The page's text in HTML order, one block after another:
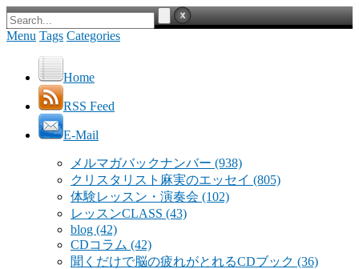
Menu Tags Categories
Home
RSS Feed
E-Mail
メルマガバックナンバー (938)
クリスタリスト麻実のエッセイ (805)
体験レッスン・演奏会 (102)
レッスンCLASS (43)
blog (42)
CDコラム (42)
聞くだけで脳の疲れがとれるCDブック (36)